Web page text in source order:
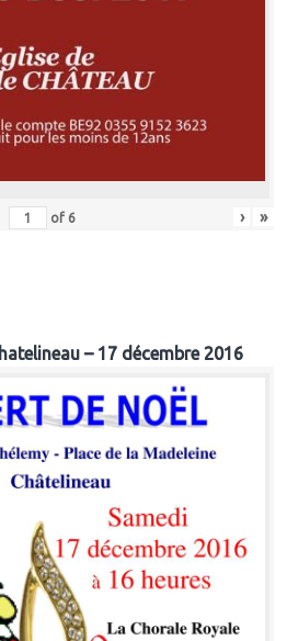
of 6 › »
– 17 décembre 2016